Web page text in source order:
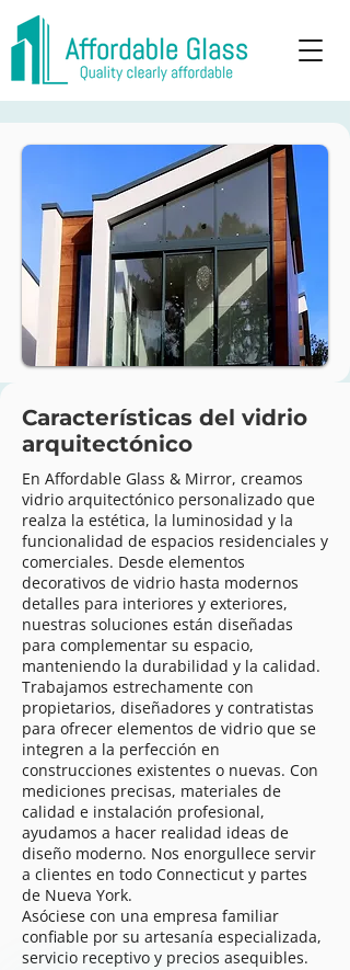
Características del vidrio
arquitectónico
En Affordable Glass & Mirror, creamos
vidrio arquitectónico personalizado que
realza la estética, la luminosidad y la
funcionalidad de espacios residenciales y
comerciales. Desde elementos
decorativos de vidrio hasta modernos
detalles para interiores y exteriores,
nuestras soluciones están diseñadas
para complementar su espacio,
manteniendo la durabilidad y la calidad.
Trabajamos estrechamente con
propietarios, diseñadores y contratistas
para ofrecer elementos de vidrio que se
integren a la perfección en
construcciones existentes o nuevas. Con
mediciones precisas, materiales de
calidad e instalación profesional,
ayudamos a hacer realidad ideas de
diseño moderno. Nos enorgullece servir
a clientes en todo Connecticut y partes
de Nueva York.
Asóciese con una empresa familiar
confiable por su artesanía especializada,
servicio receptivo y precios asequibles.